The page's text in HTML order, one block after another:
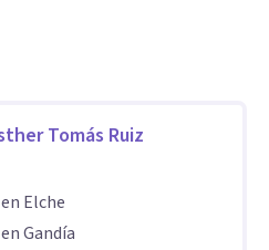
violenta
Tomás Ruiz
Elche
Gandía